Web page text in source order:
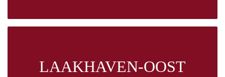
LAAKHAVEN-OOST